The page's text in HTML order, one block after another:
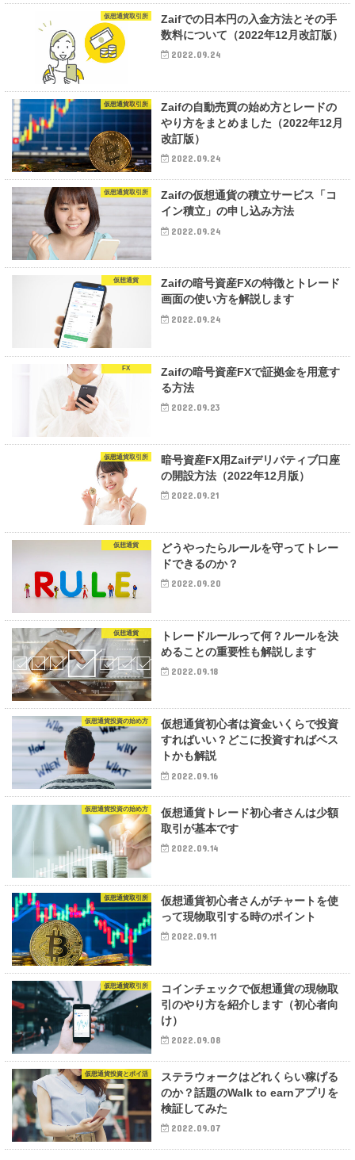
仮想通貨取引所
Zaifでの日本円の入金方法とその手
数料について（2022年12月改訂版）
2022.09.24
仮想通貨取引所
Zaifの自動売買の始め方とレードの
やり方をまとめました（2022年12月
改訂版）
2022.09.24
仮想通貨取引所
Zaifの仮想通貨の積立サービス「コ
イン積立」の申し込み方法
2022.09.24
仮想通貨
Zaifの暗号資産FXの特徴とトレード
画面の使い方を解説します
2022.09.24
FX
Zaifの暗号資産FXで証拠金を用意す
る方法
2022.09.23
仮想通貨取引所
暗号資産FX用Zaifデリバティブ口座
の開設方法（2022年12月版）
2022.09.21
仮想通貨
どうやったらルールを守ってトレー
ドできるのか？
2022.09.20
仮想通貨
トレードルールって何？ルールを決
めることの重要性も解説します
2022.09.18
仮想通貨投資の始め方
仮想通貨初心者は資金いくらで投資
すればいい？どこに投資すればベス
トかも解説
2022.09.16
仮想通貨投資の始め方
仮想通貨トレード初心者さんは少額
取引が基本です
2022.09.14
仮想通貨取引所
仮想通貨初心者さんがチャートを使
って現物取引する時のポイント
2022.09.11
仮想通貨取引所
コインチェックで仮想通貨の現物取
引のやり方を紹介します（初心者向
け）
2022.09.08
仮想通貨投資とポイ活
ステラウォークはどれくらい稼げる
のか？話題のWalk to earnアプリを
検証してみた
2022.09.07